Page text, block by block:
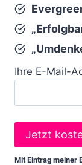
Ihre E-Mail-
Mit Eintrag meiner